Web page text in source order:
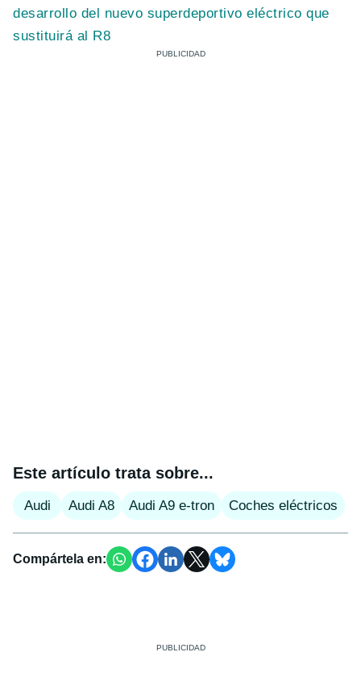
desarrollo del nuevo superdeportivo eléctrico que
sustituirá al R8
Este artículo trata sobre...
Audi Audi A8 Audi A9 e-tron Coches eléctricos
Compártela en: